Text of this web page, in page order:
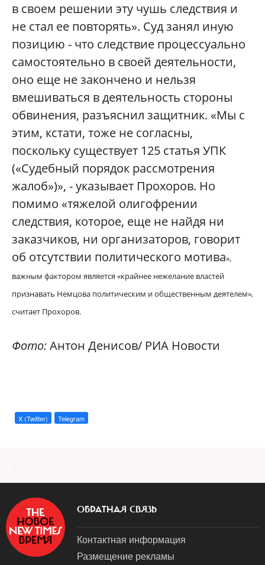
в своем решении эту чушь следствия и
не стал ее повторять». Суд занял иную
позицию - что следствие процессуально
самостоятельно в своей деятельности,
оно еще не закончено и нельзя
вмешиваться в деятельность стороны
обвинения, разъяснил защитник. «Мы с
этим, кстати, тоже не согласны,
поскольку существует 125 статья УПК
(«Судебный порядок рассмотрения
жалоб»)», - указывает Прохоров. Но
помимо «тяжелой олигофрении
следствия, которое, еще не найдя ни
заказчиков, ни организаторов, говорит
об отсутствии политического мотива»,
важным фактором является «крайнее нежелание властей
признавать Немцова политическим и общественным деятелем»,
считает Прохоров.
Фото:Антон Денисов/ РИА Новости
X (Twitter) Telegram
ОБРАТНАЯ СВЯЗЬ
Контактная информация
Размещение рекламы